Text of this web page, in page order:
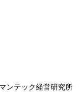
ンテック経営研究所